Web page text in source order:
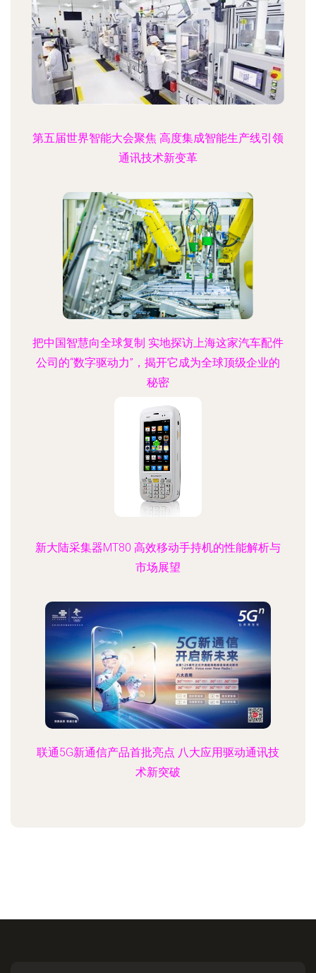
第五届世界智能大会聚焦 高度集成智能生产线引领
通讯技术新变革
把中国智慧向全球复制 实地探访上海这家汽车配件
公司的“数字驱动力”，揭开它成为全球顶级企业的
秘密
新大陆采集器MT80 高效移动手持机的性能解析与
市场展望
联通5G新通信产品首批亮点 八大应用驱动通讯技
术新突破